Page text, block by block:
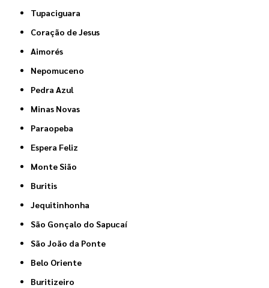
Tupaciguara
Coração de Jesus
Aimorés
Nepomuceno
Pedra Azul
Minas Novas
Paraopeba
Espera Feliz
Monte Sião
Buritis
Jequitinhonha
São Gonçalo do Sapucaí
São João da Ponte
Belo Oriente
Buritizeiro